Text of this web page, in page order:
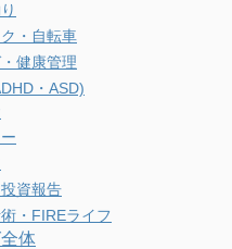
・自転車
健康管理
・ASD)
資報告
・FIREライフ
体